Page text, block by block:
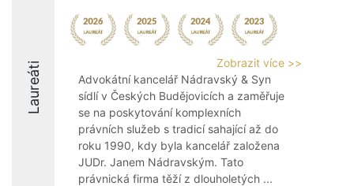
Laureáti
Zobrazit více >>
Advokátní kancelář Nádravský & Syn
sídlí v Českých Budějovicích a zaměřuje
se na poskytování komplexních
právních služeb s tradicí sahající až do
roku 1990, kdy byla kancelář založena
JUDr. Janem Nádravským. Tato
právnická firma těží z dlouholetých ...